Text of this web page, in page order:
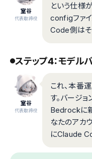
室谷
代表取締役
という仕様
configファ
Code側はそ
ステップ4：モデル
室谷
代表取締役
これ、本番
す。バージ
Bedrockに
なたのアカ
にClaude